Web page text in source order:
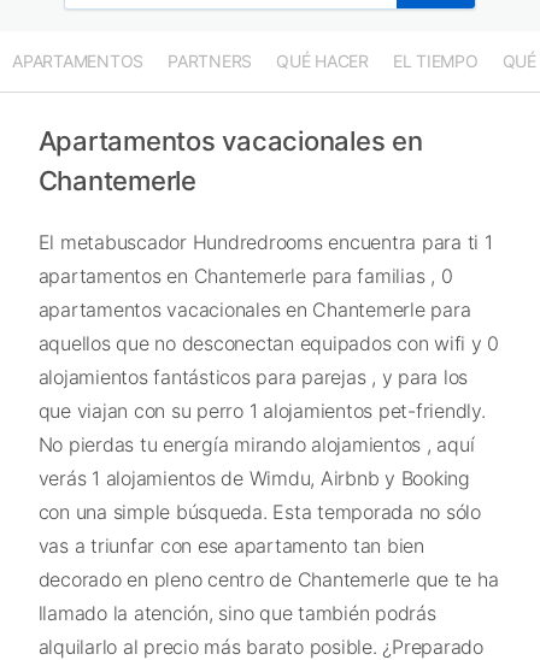
APARTAMENTOS PARTNERS QUÉ HACER EL TIEMPO QUÉ
Apartamentos vacacionales en
Chantemerle
El metabuscador Hundredrooms encuentra para ti 1
apartamentos en Chantemerle para familias , 0
apartamentos vacacionales en Chantemerle para
aquellos que no desconectan equipados con wifi y 0
alojamientos fantásticos para parejas , y para los
que viajan con su perro 1 alojamientos pet-friendly.
No pierdas tu energía mirando alojamientos , aquí
verás 1 alojamientos de Wimdu, Airbnb y Booking
con una simple búsqueda. Esta temporada no sólo
vas a triunfar con ese apartamento tan bien
decorado en pleno centro de Chantemerle que te ha
llamado la atención, sino que también podrás
alquilarlo al precio más barato posible. ¿Preparado